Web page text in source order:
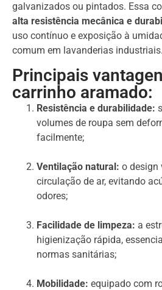
galvanizados ou pintados. Essa
alta resistência mecânica e
uso contínuo e exposição à
comum em lavanderias industriais.
Principais
carrinho aramado:
Resistência e durabilidade:
volumes de roupa sem
facilmente;
Ventilação natural: o design
circulação de ar, evitando
odores;
Facilidade de limpeza: a
higienização rápida,
normas sanitárias;
Mobilidade: equipado com